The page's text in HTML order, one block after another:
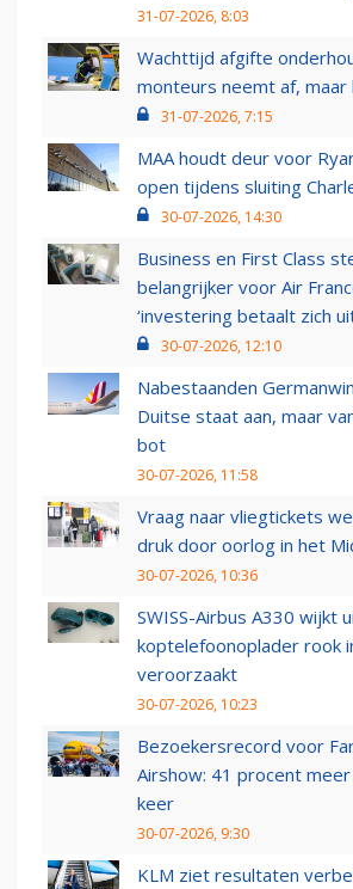
31-07-2026, 8:03
Wachttijd afgifte
monteurs neemt af,
31-07-2026, 7:15
MAA houdt deur voor
open tijdens sluiting
30-07-2026, 14:30
Business en First Class
belangrijker voor Air
‘investering betaalt zich
30-07-2026, 12:10
Nabestaanden
Duitse staat aan, maar
bot
30-07-2026, 11:58
Vraag naar vliegtickets
druk door oorlog in het
30-07-2026, 10:36
SWISS-Airbus A330 wijkt
koptelefoonoplader rook
veroorzaakt
30-07-2026, 10:23
Bezoekersrecord voor
Airshow: 41 procent
keer
30-07-2026, 9:30
KLM ziet resultaten